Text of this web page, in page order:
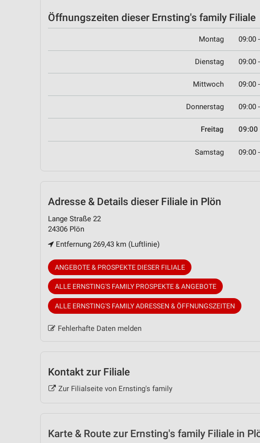
Öffnungszeiten dieser Ernsting's family Filiale
Montag 09:00
Dienstag 09:00
Mittwoch 09:00
Donnerstag 09:00
Freitag 09:00
Samstag 09:00
Adresse & Details dieser Filiale in Plön
Lange Straße 22
24306 Plön
Entfernung 269,43 km (Luftlinie)
ANGEBOTE & PROSPEKTE DIESER FILIALE
ALLE ERNSTING'S FAMILY PROSPEKTE & ANGEBOTE
ALLE ERNSTING'S FAMILY ADRESSEN & ÖFFNUNGSZEITEN
Fehlerhafte Daten melden
Kontakt zur Filiale
Zur Filialseite von Ernsting's family
Karte & Route zur Ernsting's family Filiale in